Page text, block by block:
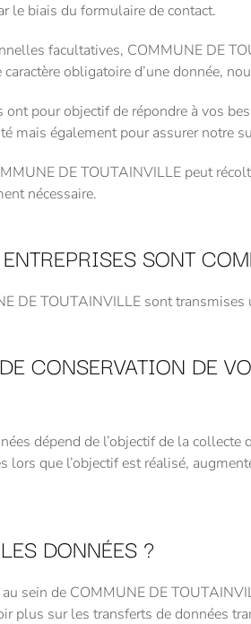
le biais du formulaire de contact.
facultatives, COMMUNE DE
obligatoire d’une donnée,
pour objectif de répondre à vos
mais également pour assurer notre
DE TOUTAINVILLE peut
nécessaire.
SONT
DE TOUTAINVILLE sont
CONSERVATION DE
dépend de l’objectif de la
lors que l’objectif est réalisé,
DONNÉES ?
sein de COMMUNE DE
plus sur les transferts de données